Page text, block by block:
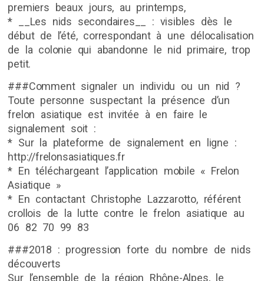
premiers beaux jours, au printemps,
* __Les nids secondaires__ : visibles dès le
début de l’été, correspondant à une délocalisation
de la colonie qui abandonne le nid primaire, trop
petit.
###Comment signaler un individu ou un nid ?
Toute personne suspectant la présence d’un
frelon asiatique est invitée à en faire le
signalement soit :
* Sur la plateforme de signalement en ligne :
http://frelonsasiatiques.fr
* En téléchargeant l’application mobile « Frelon
Asiatique »
* En contactant Christophe Lazzarotto, référent
crollois de la lutte contre le frelon asiatique au
06 82 70 99 83
###2018 : progression forte du nombre de nids
découverts
Sur l’ensemble de la région Rhône-Alpes, le